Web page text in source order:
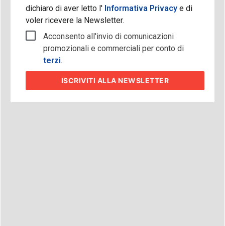
dichiaro di aver letto l'Informativa Privacy e di
voler ricevere la Newsletter.
Acconsento all'invio di comunicazioni
promozionali e commerciali per conto di
terzi.
ISCRIVITI ALLA NEWSLETTER